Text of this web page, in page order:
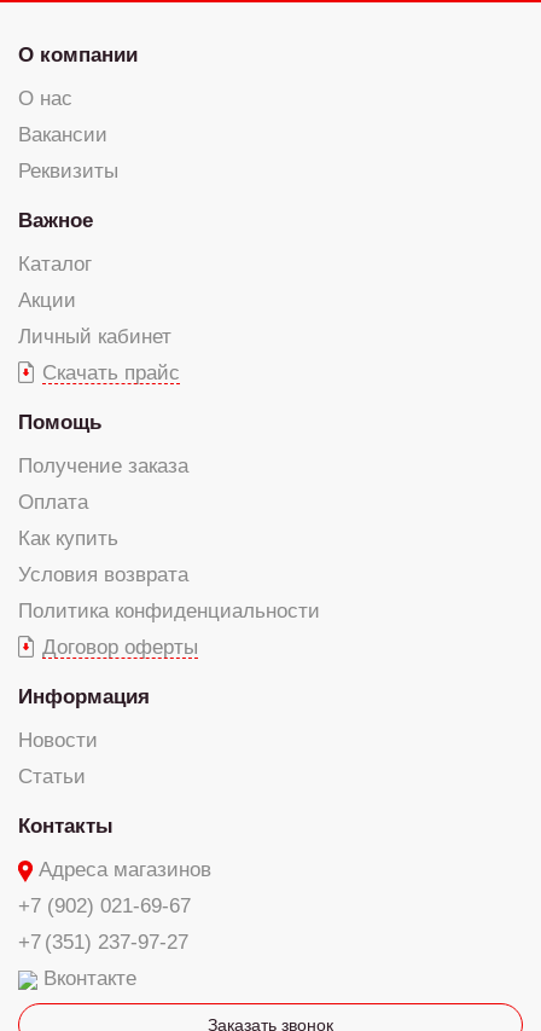
О компании
О нас
Вакансии
Реквизиты
Важное
Каталог
Акции
Личный кабинет
Скачать прайс
Помощь
Получение заказа
Оплата
Как купить
Условия возврата
Политика конфиденциальности
Договор оферты
Информация
Новости
Статьи
Контакты
Адреса магазинов
+7 (902) 021-69-67
+7 (351) 237-97-27
Вконтакте
Заказать звонок